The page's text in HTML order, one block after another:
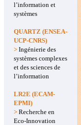
l’information et
systèmes
QUARTZ (ENSEA-
UCP-CNRS)
> Ingénierie des
systèmes complexes
et des sciences de
l’information
LR2E (ECAM-
EPMI)
> Recherche en
Eco-Innovation